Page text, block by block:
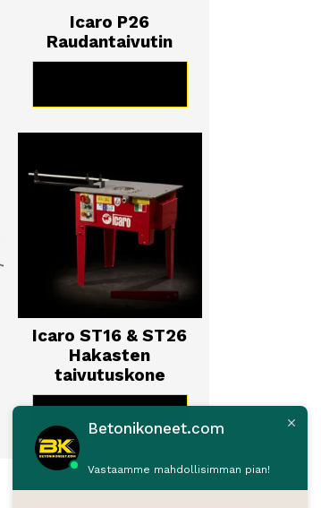
Icaro P26
Raudantaivutin
Icaro ST16 & ST26
Hakasten
taivutuskone
Betonikoneet.com
Vastaamme mahdollisimman pian!